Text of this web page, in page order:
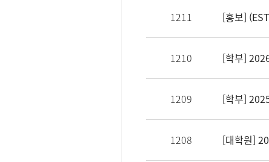
1211 [홍보]
1210
1209 [학부]
1208